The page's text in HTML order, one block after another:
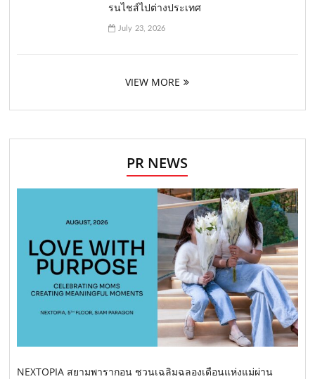
รนไชส์ไปต่างประเทศ
July 23, 2026
VIEW MORE
PR NEWS
NEXTOPIA สยามพารากอน ชวนเฉลิมฉลองเดือนแห่งแม่ผ่าน